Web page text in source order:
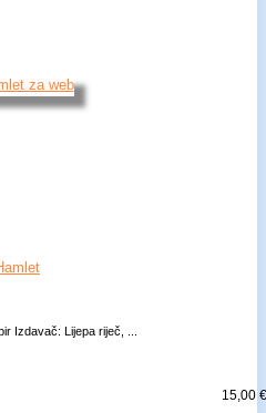
Izdavač: Lijepa riječ, ...
15,00 €